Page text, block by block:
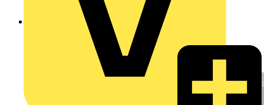
Zurück zu Produkte